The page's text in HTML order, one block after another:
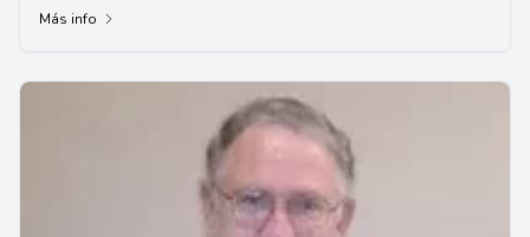
Más info